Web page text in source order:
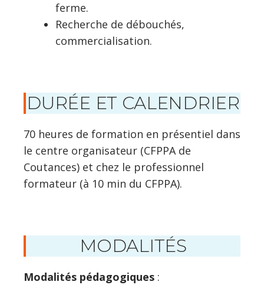
ferme.
Recherche de débouchés,
commercialisation.
DURÉE ET CALENDRIER
70 heures de formation en présentiel dans
le centre organisateur (CFPPA de
Coutances) et chez le professionnel
formateur (à 10 min du CFPPA).
MODALITÉS
Modalités pédagogiques :